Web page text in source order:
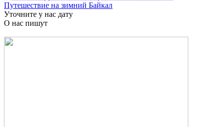
Путешествие на зимний Байкал
Уточните у нас дату
О нас пишут